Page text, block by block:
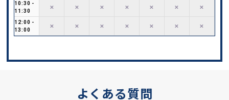
10:30 -
11:30
12:00 -
13:00
✕
✕
✕
✕
✕
✕
✕
✕
✕
✕
✕
✕
✕
✕
よくある質問